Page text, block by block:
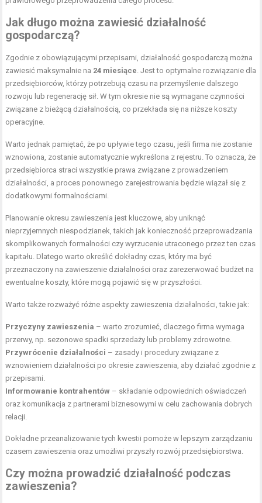
Jak długo można zawiesić działalność
gospodarczą?
Zgodnie z obowiązującymi przepisami, działalność gospodarczą można
zawiesić maksymalnie na 24 miesiące . Jest to optymalne rozwiązanie dla
przedsiębiorców, którzy potrzebują czasu na przemyślenie dalszego
rozwoju lub regenerację sił. W tym okresie nie są wymagane czynności
związane z bieżącą działalnością, co przekłada się na niższe koszty
operacyjne.
Warto jednak pamiętać, że po upływie tego czasu, jeśli firma nie zostanie
wznowiona, zostanie automatycznie wykreślona z rejestru. To oznacza, że
przedsiębiorca straci wszystkie prawa związane z prowadzeniem
działalności, a proces ponownego zarejestrowania będzie wiązał się z
dodatkowymi formalnościami.
Planowanie okresu zawieszenia jest kluczowe, aby uniknąć
nieprzyjemnych niespodzianek, takich jak konieczność przeprowadzania
skomplikowanych formalności czy wyrzucenie utraconego przez ten czas
kapitału. Dlatego warto określić dokładny czas, który ma być
przeznaczony na zawieszenie działalności oraz zarezerwować budżet na
ewentualne koszty, które mogą pojawić się w przyszłości.
Warto także rozważyć różne aspekty zawieszenia działalności, takie jak:
Przyczyny zawieszenia – warto zrozumieć, dlaczego firma wymaga
przerwy, np. sezonowe spadki sprzedaży lub problemy zdrowotne.
Przywrócenie działalności – zasady i procedury związane z
wznowieniem działalności po okresie zawieszenia, aby działać zgodnie z
przepisami.
Informowanie kontrahentów – składanie odpowiednich oświadczeń
oraz komunikacja z partnerami biznesowymi w celu zachowania dobrych
relacji.
Dokładne przeanalizowanie tych kwestii pomoże w lepszym zarządzaniu
czasem zawieszenia oraz umożliwi przyszły rozwój przedsiębiorstwa.
Czy można prowadzić działalność podczas
zawieszenia?